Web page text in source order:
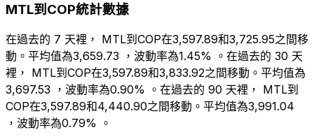
MTL到COP統計數據
在過去的 7 天裡， MTL到COP在3,597.89和3,725.95之間移
動。平均值為3,659.73 ，波動率為1.45% 。在過去的 30 天
裡， MTL到COP在3,597.89和3,833.92之間移動。平均值為
3,697.53 ，波動率為0.90% 。在過去的 90 天裡， MTL到
COP在3,597.89和4,440.90之間移動。平均值為3,991.04
，波動率為0.79% 。